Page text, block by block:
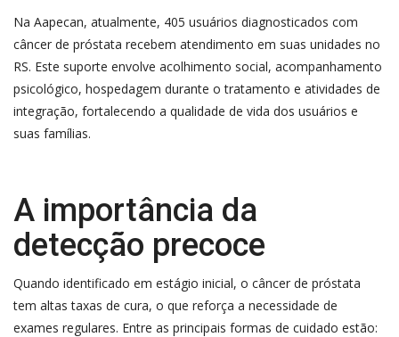
Na Aapecan, atualmente, 405 usuários diagnosticados com
câncer de próstata recebem atendimento em suas unidades no
RS. Este suporte envolve acolhimento social, acompanhamento
psicológico, hospedagem durante o tratamento e atividades de
integração, fortalecendo a qualidade de vida dos usuários e
suas famílias.
A importância da
detecção precoce
Quando identificado em estágio inicial, o câncer de próstata
tem altas taxas de cura, o que reforça a necessidade de
exames regulares. Entre as principais formas de cuidado estão: